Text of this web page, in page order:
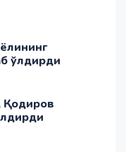
ўлдирди
Қодиров